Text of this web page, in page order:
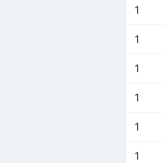
1
1
1
1
1
1